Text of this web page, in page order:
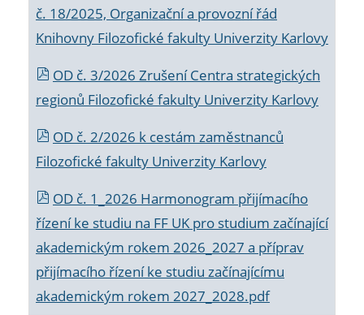
č. 18/2025, Organizační a provozní řád
Knihovny Filozofické fakulty Univerzity Karlovy
OD č. 3/2026 Zrušení Centra strategických
regionů Filozofické fakulty Univerzity Karlovy
OD č. 2/2026 k cestám zaměstnanců
Filozofické fakulty Univerzity Karlovy
OD č. 1_2026 Harmonogram přijímacího
řízení ke studiu na FF UK pro studium začínající
akademickým rokem 2026_2027 a příprav
přijímacího řízení ke studiu začínajícímu
akademickým rokem 2027_2028.pdf